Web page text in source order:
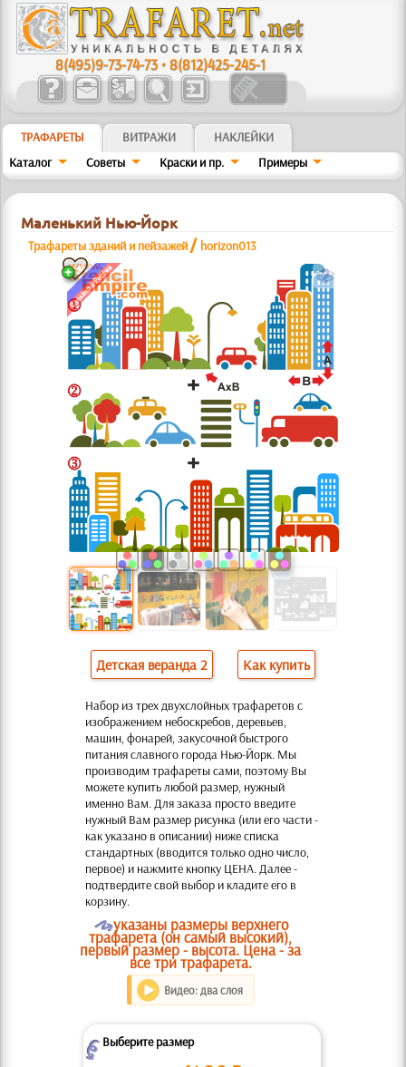
8(495)9-73-74-73 •8(812)425-245-1
ТРАФАРЕТЫ ВИТРАЖИ
НАКЛЕЙКИ
Каталог
Советы Краски и пр. Примеры
Маленький Нью-Йорк
Трафареты зданий и пейзажей / horizon013
b
Детская веранда 2 Как купить
Набор из трех двухслойных трафаретов с
изображением небоскребов, деревьев,
машин, фонарей, закусочной быстрого
питания славного города Нью-Йорк. Мы
производим трафареты сами, поэтому Вы
можете купить любой размер, нужный
именно Вам. Для заказа просто введите
нужный Вам размер рисунка (или его части -
как указано в описании) ниже списка
стандартных (вводится только одно число,
первое) и нажмите кнопку ЦЕНА. Далее -
подтвердите свой выбор и кладите его в
корзину.
Oуказаны размеры верхнего
трафарета (он самый высокий),
первый размер - высота. Цена - за
все три трафарета.
Видео: два слоя
ZВыберите размер